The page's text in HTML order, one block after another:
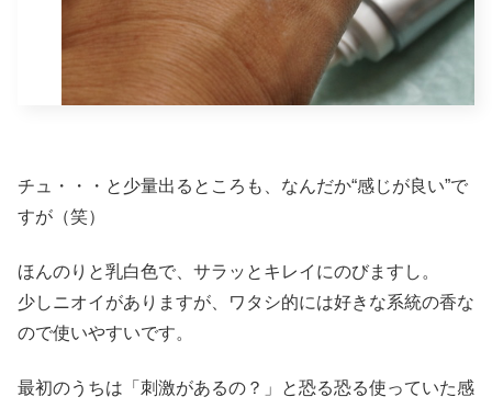
チュ・・・と少量出るところも、なんだか“感じが良い”で
すが（笑）
ほんのりと乳白色で、サラッとキレイにのびますし。
少しニオイがありますが、ワタシ的には好きな系統の香な
ので使いやすいです。
最初のうちは「刺激があるの？」と恐る恐る使っていた感